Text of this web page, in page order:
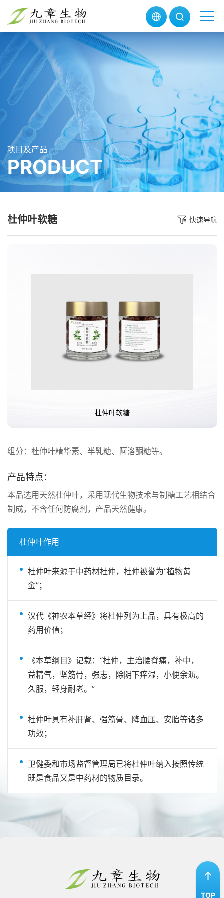
项目及产品
PRODUCT
杜仲叶软糖
杜仲叶软糖 快速导航
组分：杜仲叶精华素、半乳糖、阿洛酮糖等。
产品特点：
本品选用天然杜仲叶，采用现代生物技术与制糖工艺相结合
制成，不含任何防腐剂，产品天然健康。
杜仲叶作用
杜仲叶来源于中药材杜仲，杜仲被誉为“植物黄
金”；
汉代《神农本草经》将杜仲列为上品，具有极高的
药用价值；
《本草纲目》记载：“杜仲，主治腰脊痛，补中，
益精气，坚筋骨，强志，除阴下痒湿，小便余沥。
久服，轻身耐老。”
杜仲叶具有补肝肾、强筋骨、降血压、安胎等诸多
功效；
卫健委和市场监督管理局已将杜仲叶纳入按照传统
既是食品又是中药材的物质目录。
TOP